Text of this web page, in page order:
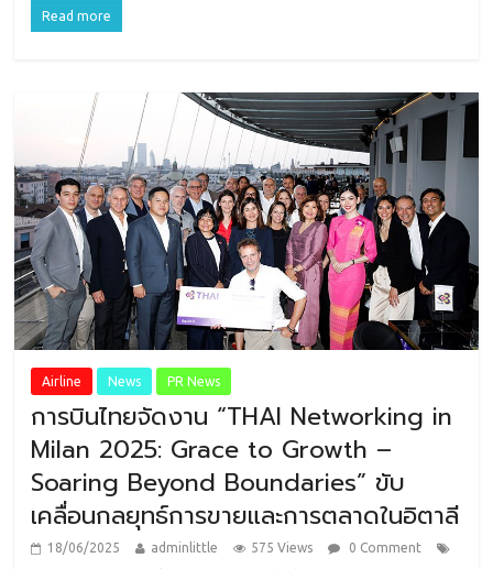
Read more
Airline News PR News
การบินไทยจัดงาน “THAI Networking in
Milan 2025: Grace to Growth –
Soaring Beyond Boundaries” ขับ
เคลื่อนกลยุทธ์การขายและการตลาดในอิตาลี
18/06/2025 adminlittle 575 Views
0 Comment